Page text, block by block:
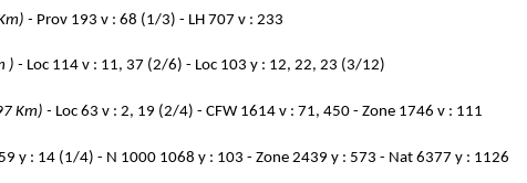
- Prov 193 v : 68 (1/3) - LH 707 v : 233
) - Loc 114 v : 11, 37 (2/6) - Loc 103 y : 12, 22, 23 (3/12)
Km) - Loc 63 v : 2, 19 (2/4) - CFW 1614 v : 71, 450 - Zone 1746 v : 111
y : 14 (1/4) - N 1000 1068 y : 103 - Zone 2439 y : 573 - Nat 6377 y : 1126